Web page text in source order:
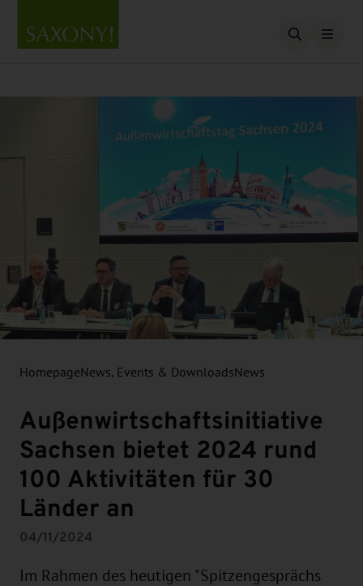
Open
HomepageNews, Events & DownloadsNews
Außenwirtschaftsinitiative
Sachsen bietet 2024 rund
100 Aktivitäten für 30
Länder an
04/11/2024
Im Rahmen des heutigen "Spitzengesprächs